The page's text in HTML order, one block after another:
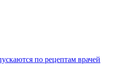
по рецептам врачей